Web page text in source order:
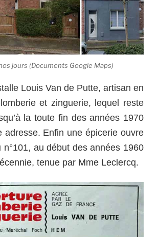
jours (Documents Google Maps)
Louis Van de Putte, artisan en
et zinguerie, lequel reste
la toute fin des années 1970
adresse. Enfin une épicerie ouvre
n°101, au début des années 1960
tenue par Mme Leclercq.